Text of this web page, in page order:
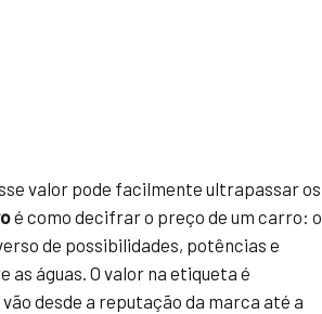
valor pode facilmente ultrapassar os
é como decifrar o preço de um carro: o
de possibilidades, potências e
águas. O valor na etiqueta é
desde a reputação da marca até a